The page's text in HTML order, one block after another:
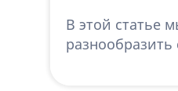
В этой статье